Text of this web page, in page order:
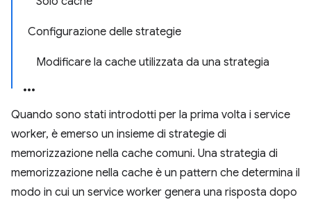
Configurazione delle strategie
Modificare la cache utilizzata da una strategia
Quando sono stati introdotti per la prima volta i service
worker, è emerso un insieme di strategie di
memorizzazione nella cache comuni. Una strategia di
memorizzazione nella cache è un pattern che determina il
modo in cui un service worker genera una risposta dopo